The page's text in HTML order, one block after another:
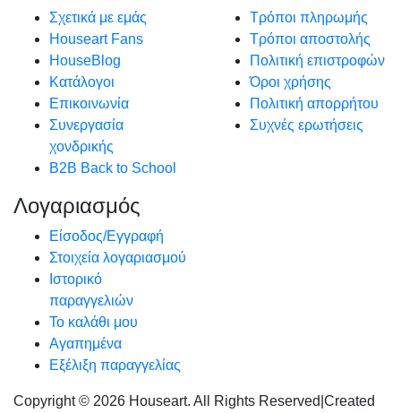
Σχετικά με εμάς
Houseart Fans
HouseBlog
Κατάλογοι
Επικοινωνία
Συνεργασία
χονδρικής
B2B Back to School
Τρόποι πληρωμής
Τρόποι αποστολής
Πολιτική επιστροφών
Όροι χρήσης
Πολιτική απορρήτου
Συχνές ερωτήσεις
Λογαριασμός
Είσοδος/Εγγραφή
Στοιχεία λογαριασμού
Ιστορικό
παραγγελιών
Το καλάθι μου
Αγαπημένα
Εξέλιξη παραγγελίας
Copyright © 2026 Houseart. All Rights Reserved Created